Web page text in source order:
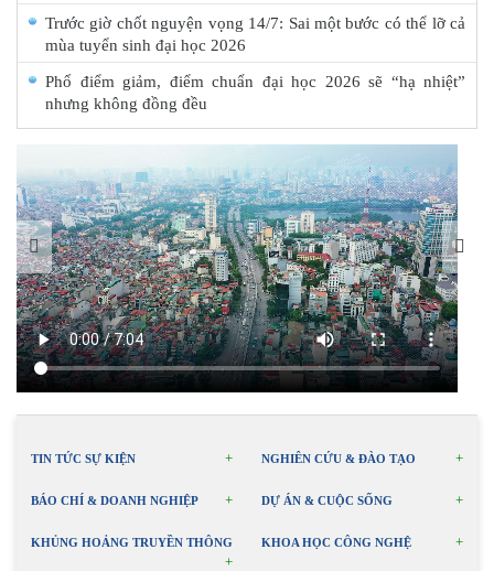
Trước giờ chốt nguyện vọng 14/7: Sai một bước có thể lỡ cả
mùa tuyển sinh đại học 2026
Phổ điểm giảm, điểm chuẩn đại học 2026 sẽ “hạ nhiệt”
nhưng không đồng đều
TIN TỨC SỰ KIỆN NGHIÊN CỨU & ĐÀO TẠO
BÁO CHÍ & DOANH NGHIỆP DỰ ÁN & CUỘC SỐNG
KHỦNG HOẢNG TRUYỀN THÔNG KHOA HỌC CÔNG NGHỆ